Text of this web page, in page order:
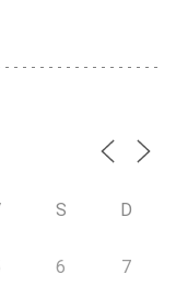
S D
6 7